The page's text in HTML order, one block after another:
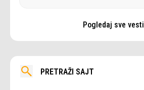
Pogledaj sve vesti
PRETRAŽI SAJT